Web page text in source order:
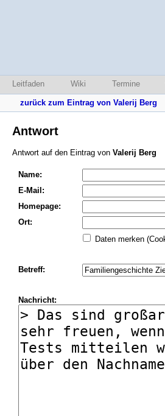
Leitfaden Wiki Termine
zurück zum Eintrag von Valerij Berg
Antwort
Antwort auf den Eintrag von Valerij Berg
Name:
E-Mail:
Homepage:
Ort:
Daten merken
Betreff:
Nachricht: